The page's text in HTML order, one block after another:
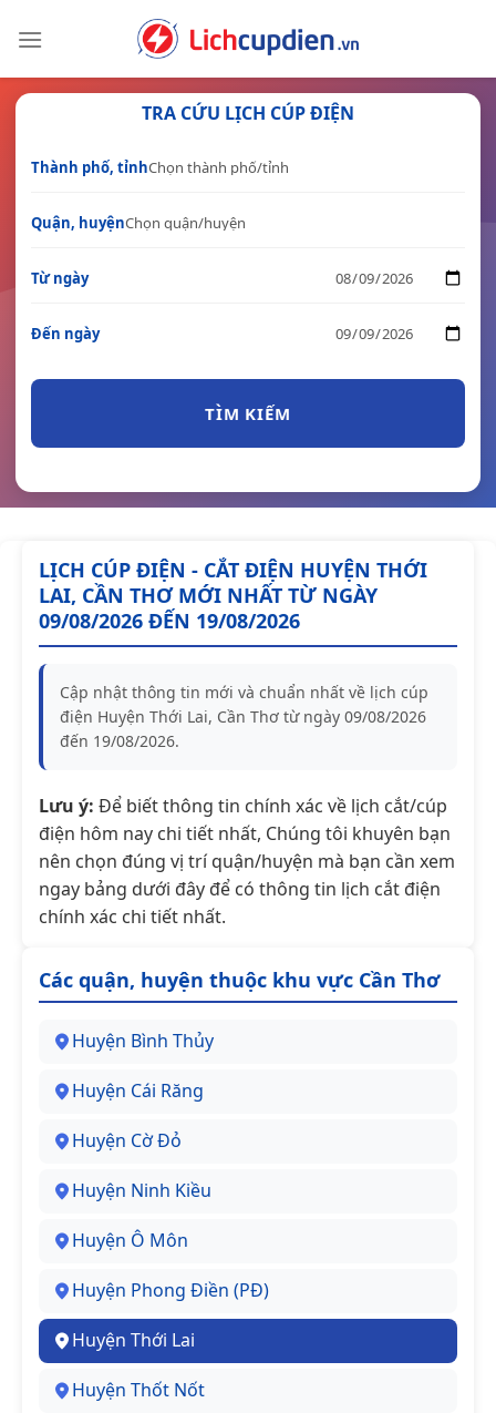
TRA CỨU LỊCH CÚP ĐIỆN
Thành phố, tỉnh
Quận, huyện
Từ ngày
Đến ngày
TÌM KIẾM
LỊCH CÚP ĐIỆN - CẮT ĐIỆN HUYỆN THỚI
LAI, CẦN THƠ MỚI NHẤT TỪ NGÀY
09/08/2026 ĐẾN 19/08/2026
Cập nhật thông tin mới và chuẩn nhất về lịch cúp
điện Huyện Thới Lai, Cần Thơ từ ngày 09/08/2026
đến 19/08/2026.
Lưu ý: Để biết thông tin chính xác về lịch cắt/cúp
điện hôm nay chi tiết nhất, Chúng tôi khuyên bạn
nên chọn đúng vị trí quận/huyện mà bạn cần xem
ngay bảng dưới đây để có thông tin lịch cắt điện
chính xác chi tiết nhất.
Các quận, huyện thuộc khu vực Cần Thơ
Huyện Bình Thủy
Huyện Cái Răng
Huyện Cờ Đỏ
Huyện Ninh Kiều
Huyện Ô Môn
Huyện Phong Điền (PĐ)
Huyện Thới Lai
Huyện Thốt Nốt